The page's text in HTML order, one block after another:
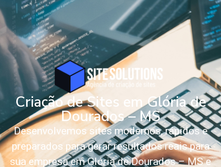
Criação de Sites em Glória de
Dourados – MS
Desenvolvemos sites modernos, rápidos e
preparados para gerar resultados reais para
sua empresa em Glória de Dourados – MS e